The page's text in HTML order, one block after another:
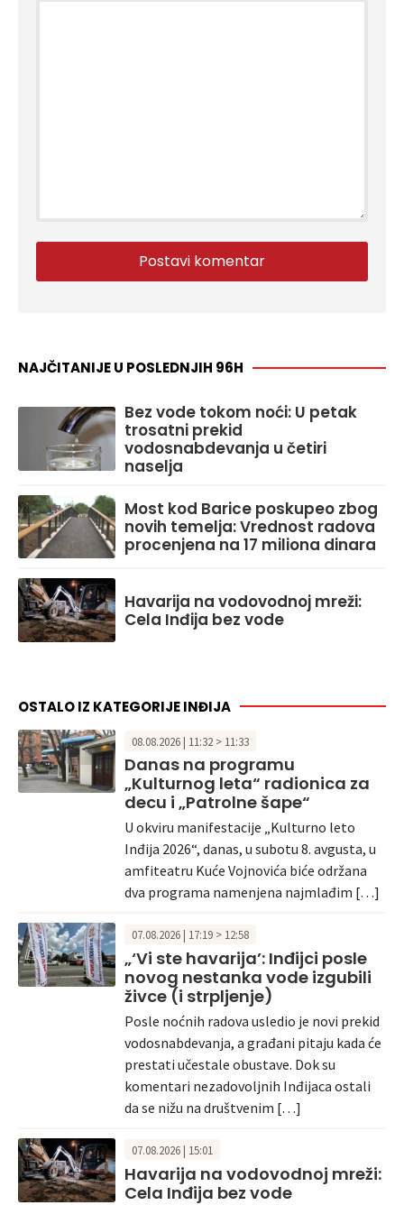
NAJČITANIJE U POSLEDNJIH 96H
Bez vode tokom noći: U petak
trosatni prekid
vodosnabdevanja u četiri
naselja
Most kod Barice poskupeo zbog
novih temelja: Vrednost radova
procenjena na 17 miliona dinara
Havarija na vodovodnoj mreži:
Cela Inđija bez vode
OSTALO IZ KATEGORIJE INĐIJA
08.08.2026 | 11:32 > 11:33
Danas na programu
„Kulturnog leta“ radionica za
decu i „Patrolne šape“
U okviru manifestacije „Kulturno leto
Inđija 2026“, danas, u subotu 8. avgusta, u
amfiteatru Kuće Vojnovića biće održana
dva programa namenjena najmlađim […]
07.08.2026 | 17:19 > 12:58
„‘Vi ste havarija’: Inđijci posle
novog nestanka vode izgubili
živce (i strpljenje)
Posle noćnih radova usledio je novi prekid
vodosnabdevanja, a građani pitaju kada će
prestati učestale obustave. Dok su
komentari nezadovoljnih Inđijaca ostali
da se nižu na društvenim […]
07.08.2026 | 15:01
Havarija na vodovodnoj mreži:
Cela Inđija bez vode